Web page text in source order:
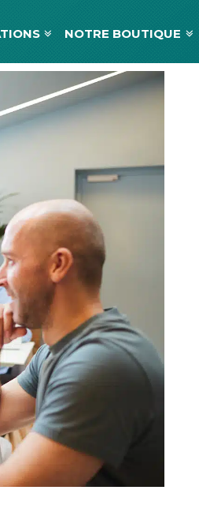
NOTRE BOUTIQUE